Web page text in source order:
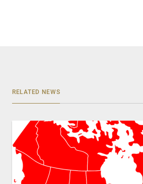
RELATED NEWS